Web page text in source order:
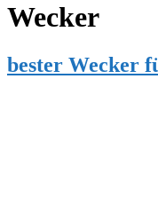
Wecker
bester Wecker